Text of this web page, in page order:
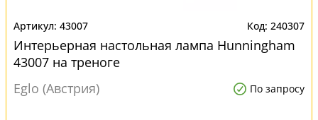
43007 240307
Интерьерная настольная лампа Hunningham
43007 на треноге
Eglo (Австрия)
По запросу